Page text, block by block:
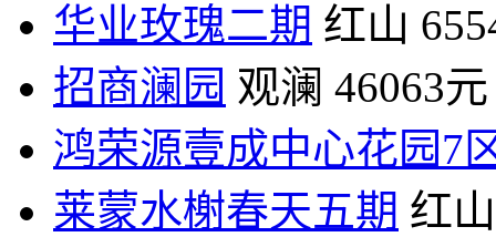
华业玫瑰二期 红山
招商澜园 观澜 46063元
鸿荣源壹成中心花园7
莱蒙水榭春天五期 红山